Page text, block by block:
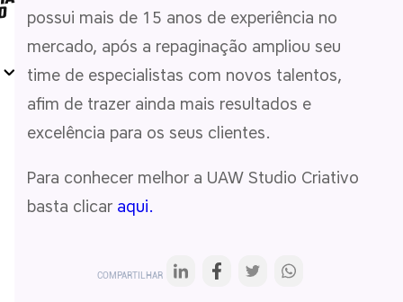
possui mais de 15 anos de experiência no
mercado, após a repaginação ampliou seu
time de especialistas com novos talentos,
afim de trazer ainda mais resultados e
excelência para os seus clientes.
Para conhecer melhor a UAW Studio Criativo
basta clicar aqui.
COMPARTILHAR